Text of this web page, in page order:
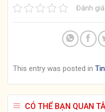
Đánh
This entry was posted in
CÓ THỂ BẠN QUAN